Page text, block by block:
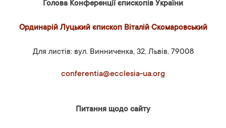
Голова Конференції єпископів України
Ординарій Луцький єпископ Віталій Скомаровський
Для листів: вул. Винниченка, 32, Львів, 79008
conferentia@ecclesia-ua.org
Питання щодо сайту